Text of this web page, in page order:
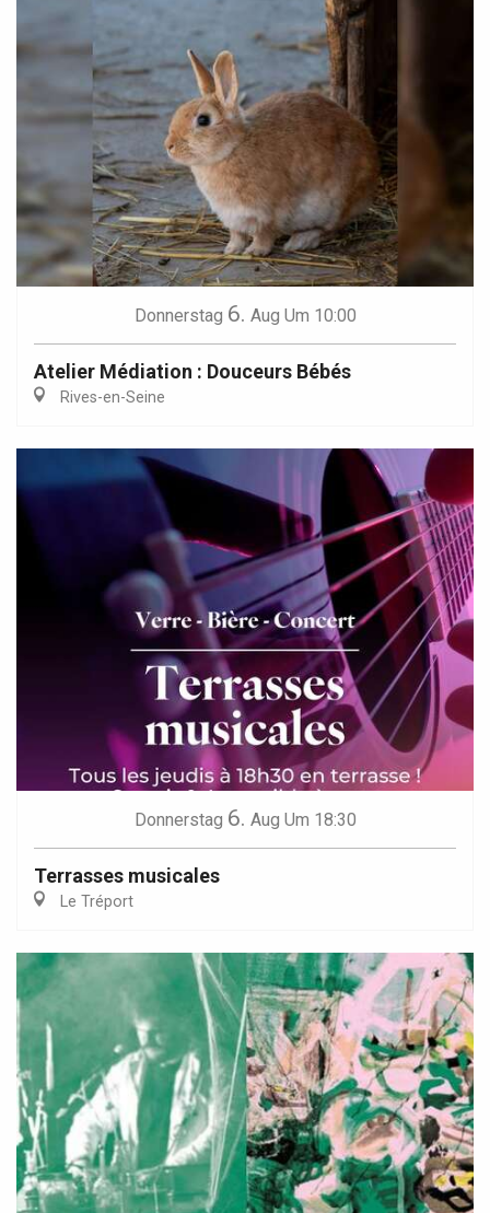
Donnerstag 6. Aug Um 10:00
Atelier Médiation : Douceurs Bébés
Rives-en-Seine
Donnerstag 6. Aug Um 18:30
Terrasses musicales
Le Tréport